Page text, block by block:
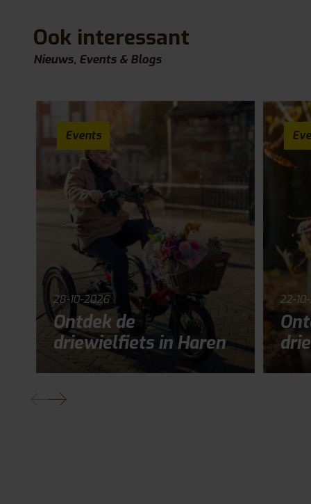
Ook interessant
Nieuws, Events & Blogs
Events
28-10-2026
Ontdek de
driewielfiets in Haren
22-